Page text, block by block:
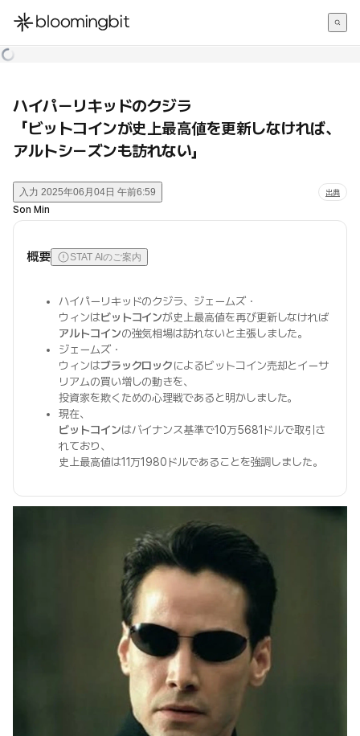
한국어
ハイパーリキッドのクジラ
「ビットコインが史上最高値を更新しなければ、
アルトシーズンも訪れない」
入力 2025年06月04日 午前6:59 出典
Son Min
概要 STAT AIのご案内
ハイパーリキッドのクジラ、ジェームズ・
ウィンはビットコインが史上最高値を再び更新しなければ
アルトコインの強気相場は訪れないと主張しました。
ジェームズ・
ウィンはブラックロックによるビットコイン売却とイーサ
リアムの買い増しの動きを、
投資家を欺くための心理戦であると明かしました。
現在、
ビットコインはバイナンス基準で10万5681ドルで取引さ
れており、
史上最高値は11万1980ドルであることを強調しました。